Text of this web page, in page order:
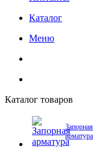
Каталог
Меню
Каталог товаров
Запорная
арматура